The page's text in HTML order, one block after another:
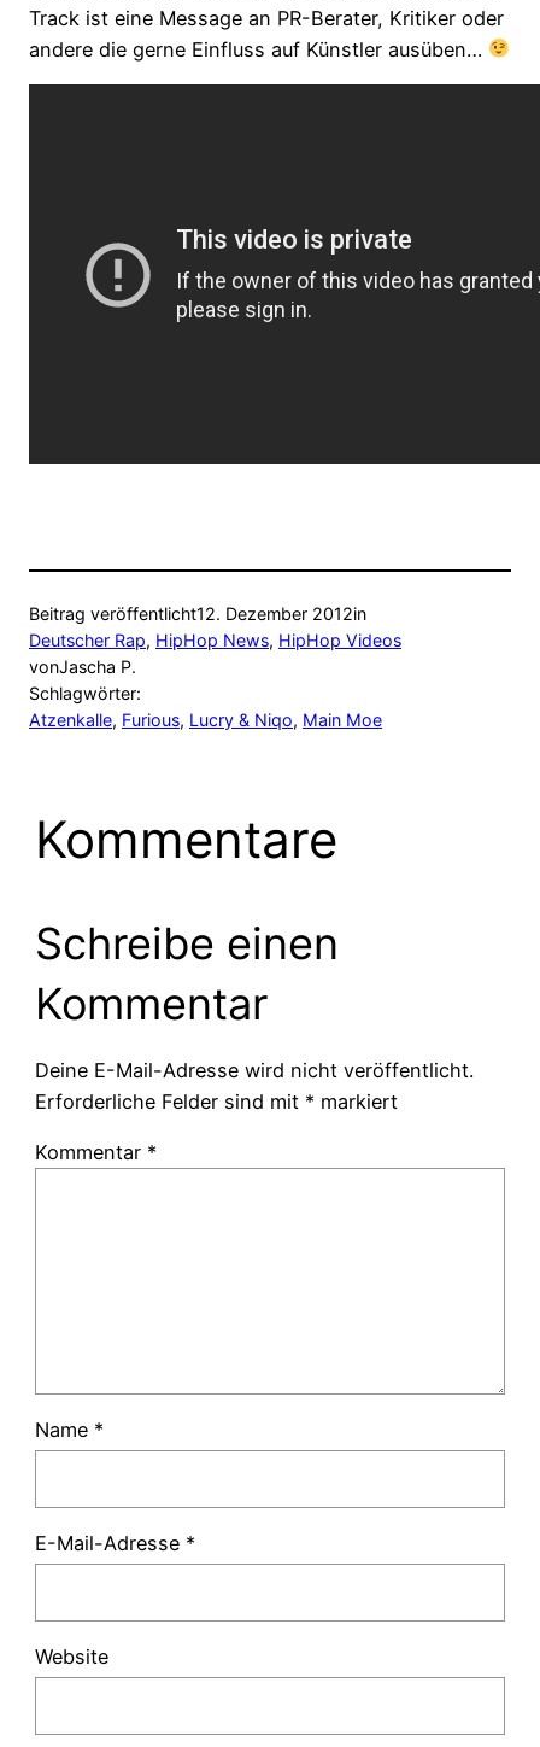
Track ist eine Message an PR-Berater, Kritiker oder
andere die gerne Einfluss auf Künstler ausüben…
Beitrag veröffentlicht12. Dezember 2012in
Deutscher Rap, HipHop News, HipHop Videos
vonJascha P.
Schlagwörter:
Atzenkalle, Furious, Lucry & Niqo, Main Moe
Kommentare
Schreibe einen
Kommentar
Deine E-Mail-Adresse wird nicht veröffentlicht.
Erforderliche Felder sind mit * markiert
Kommentar *
Name *
E-Mail-Adresse *
Website